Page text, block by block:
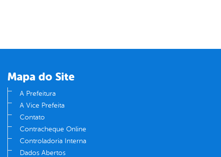
Mapa do Site
A Prefeitura
A Vice Prefeita
Contato
Contracheque Online
Controladoria Interna
Dados Abertos